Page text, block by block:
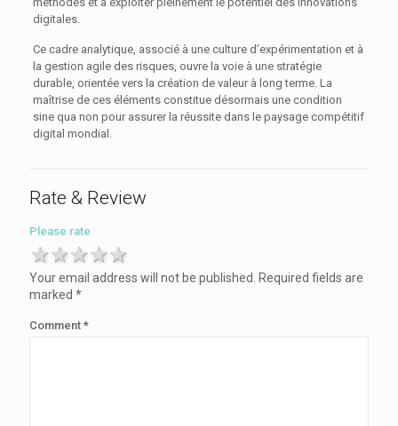
digitales.
Ce cadre analytique, associé à une culture d’expérimentation et à
la gestion agile des risques, ouvre la voie à une stratégie
durable, orientée vers la création de valeur à long terme. La
maîtrise de ces éléments constitue désormais une condition
sine qua non pour assurer la réussite dans le paysage compétitif
digital mondial.
Rate & Review
Please rate
4 stars
3 stars
2 stars
1 star
Your email address will not be published.
Required fields are
marked *
Comment *